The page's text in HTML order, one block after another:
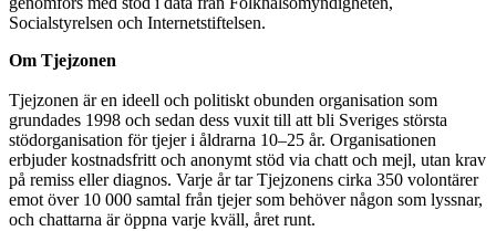
Socialstyrelsen och Internetstiftelsen.
Om Tjejzonen
Tjejzonen är en ideell och politiskt obunden organisation som
grundades 1998 och sedan dess vuxit till att bli Sveriges största
stödorganisation för tjejer i åldrarna 10–25 år. Organisationen
erbjuder kostnadsfritt och anonymt stöd via chatt och mejl, utan krav
på remiss eller diagnos. Varje år tar Tjejzonens cirka 350 volontärer
emot över 10 000 samtal från tjejer som behöver någon som lyssnar,
och chattarna är öppna varje kväll, året runt.